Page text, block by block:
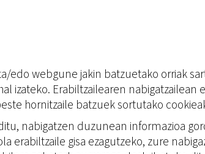
edo webgune jakin batzuetako orriak
izateko. Erabiltzailearen
hornitzaile batzuek sortutako
nabigatzen duzunean informazioa
erabiltzaile gisa ezagutzeko, zure